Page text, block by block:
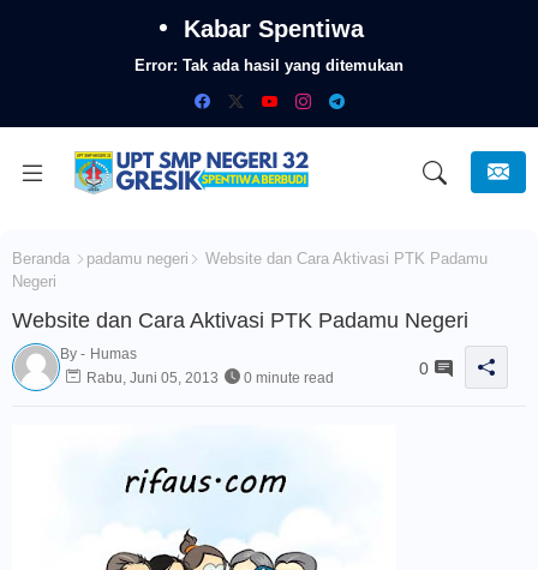
Kabar Spentiwa
Error: Tak ada hasil yang ditemukan
Beranda padamu negeri
Website dan Cara Aktivasi PTK Padamu
Negeri
Website dan Cara Aktivasi PTK Padamu Negeri
By - Humas
Rabu, Juni 05, 2013
0 minute read 0